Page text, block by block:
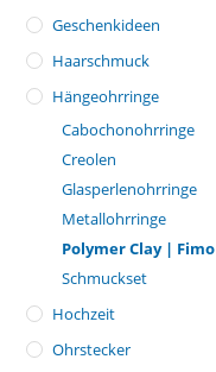
Geschenkideen
Haarschmuck
Hängeohrringe
Cabochonohrringe
Creolen
Glasperlenohrringe
Metallohrringe
Polymer Clay | Fimo
Schmuckset
Hochzeit
Ohrstecker